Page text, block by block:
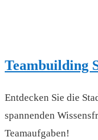
Teambuilding
Entdecken Sie die
spannenden
Teamaufgaben!